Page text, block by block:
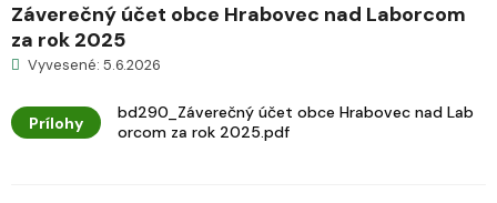
Záverečný účet obce Hrabovec nad Laborcom
za rok 2025
Vyvesené: 5.6.2026
Prílohy
bd290_Záverečný účet obce Hrabovec nad Lab
orcom za rok 2025.pdf